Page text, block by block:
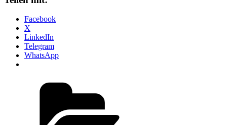
Facebook
X
LinkedIn
Telegram
WhatsApp